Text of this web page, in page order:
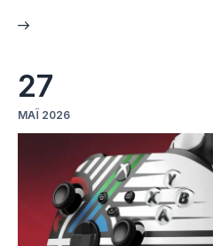
27
ΜΆΙ 2026